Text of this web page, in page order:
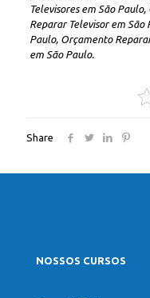
Televisores em São
Reparar Televisor em São
Paulo, Orçamento
em São Paulo.
Share
NOSSOS CURSOS